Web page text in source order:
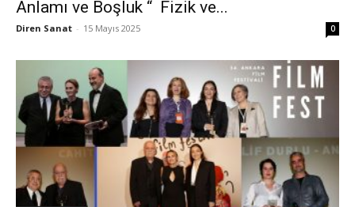
Anlamı ve Boşluk “ Fizik ve...
Diren Sanat - 15 Mayıs 2025 0